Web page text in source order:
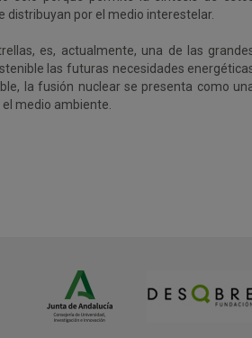
distribuyan por el medio interestelar.
es, actualmente, una de las
las futuras necesidades
la fusión nuclear se presenta como
medio ambiente.